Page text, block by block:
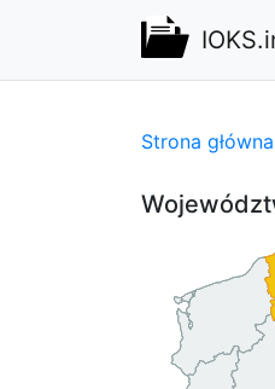
Strona główna